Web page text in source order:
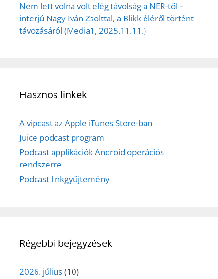
Nem lett volna volt elég távolság a NER-től –
interjú Nagy Iván Zsolttal, a Blikk éléről történt
távozásáról (Media1, 2025.11.11.)
Hasznos linkek
A vipcast az Apple iTunes Store-ban
Juice podcast program
Podcast applikációk Android operációs
rendszerre
Podcast linkgyűjtemény
Régebbi bejegyzések
2026. július(10)